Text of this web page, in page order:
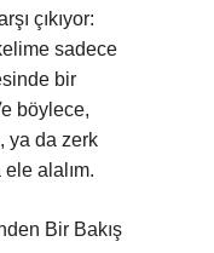
çıkıyor:
sadece
bir
böylece,
ya da zerk
ele alalım.
Bir Bakış